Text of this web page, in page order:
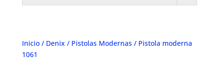
Inicio/ Denix / Pistolas Modernas/ Pistola moderna
1061